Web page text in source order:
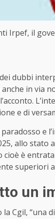
Irpef, il
dubbi
in via
e di
e
allo
cioè è
superiori
un
la Cgil,